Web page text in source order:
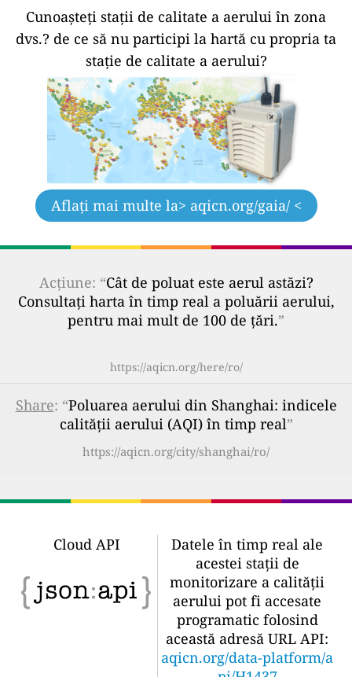
Cunoașteți stații de calitate a aerului în zona
dvs.? de ce să nu participi la hartă cu propria ta
stație de calitate a aerului?
Aflați mai multe la> aqicn.org/gaia/ <
Acțiune: “Cât de poluat este aerul astăzi?
Consultați harta în timp real a poluării aerului,
pentru mai mult de 100 de țări.”
https://aqicn.org/here/ro/
Share: “Poluarea aerului din Shanghai: indicele
calității aerului (AQI) în timp real”
https://aqicn.org/city/shanghai/ro/
Cloud API
Datele în timp real ale
acestei stații de
monitorizare a calității
aerului pot fi accesate
programatic folosind
această adresă URL API:
aqicn.org/data-platform/a